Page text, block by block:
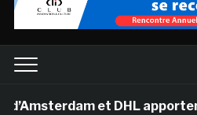
et DHL apportent l’art